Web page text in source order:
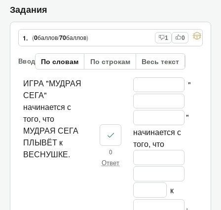
Задания
1. (0баллов/70баллов) 1 0
Ввод По словам По строкам Весь текст
ИГРА "МУДРАЯ
СЕГА"
начинается с
того, что
МУДРАЯ СЕГА
ПЛЫВЁТ к
ВЕСНУШКЕ.
0
Ответ
"
"
начинается с
того, что
к